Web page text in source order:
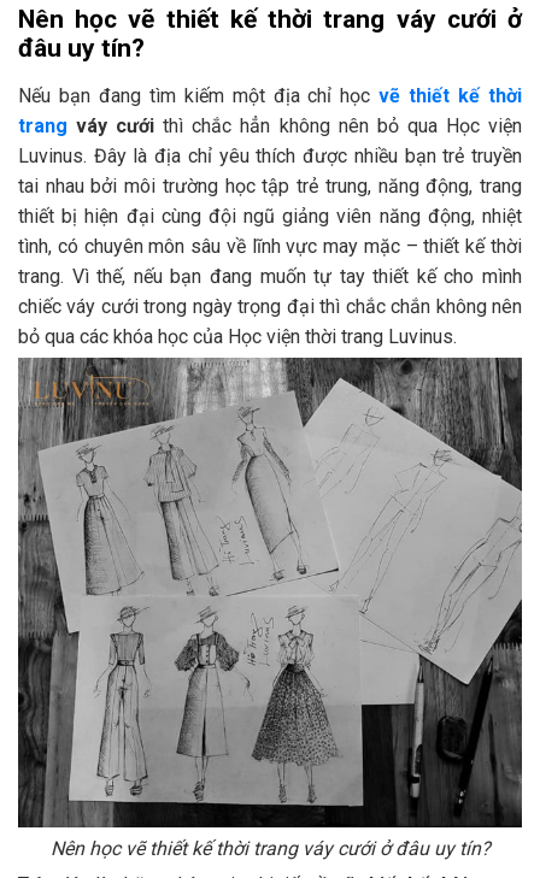
Nên học vẽ thiết kế thời trang váy cưới ở
đâu uy tín?
Nếu bạn đang tìm kiếm một địa chỉ họcvẽ thiết kế thời
trang váy cướithì chắc hẳn không nên bỏ qua Học viện
Luvinus. Đây là địa chỉ yêu thích được nhiều bạn trẻ truyền
tai nhau bởi môi trường học tập trẻ trung, năng động, trang
thiết bị hiện đại cùng đội ngũ giảng viên năng động, nhiệt
tình, có chuyên môn sâu về lĩnh vực may mặc – thiết kế thời
trang. Vì thế, nếu bạn đang muốn tự tay thiết kế cho mình
chiếc váy cưới trong ngày trọng đại thì chắc chắn không nên
bỏ qua các khóa học của Học viện thời trang Luvinus.
Nên học vẽ thiết kế thời trang váy cưới ở đâu uy tín?